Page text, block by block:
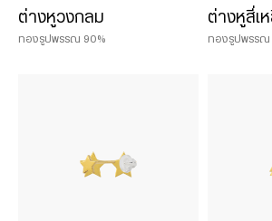
ต่างหูวงกลม
ทองรูปพรรณ 90%
ต่างหูสี่เ
ทองรูปพรรณ